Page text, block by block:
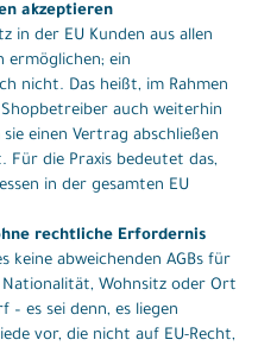
akzeptieren
in der EU Kunden aus allen
ermöglichen; ein
nicht. Das heißt, im Rahmen
auch weiterhin
einen Vertrag abschließen
die Praxis bedeutet das,
in der gesamten EU
rechtliche Erfordernis
keine abweichenden AGBs für
Wohnsitz oder Ort
– es sei denn, es liegen
vor, die nicht auf EU-Recht,